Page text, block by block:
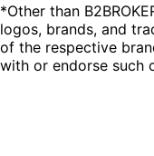
*Other than
logos, brands, and
of the respective
with or endorse such